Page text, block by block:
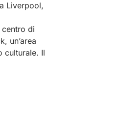
Liverpool,
centro di
un’area
culturale. Il